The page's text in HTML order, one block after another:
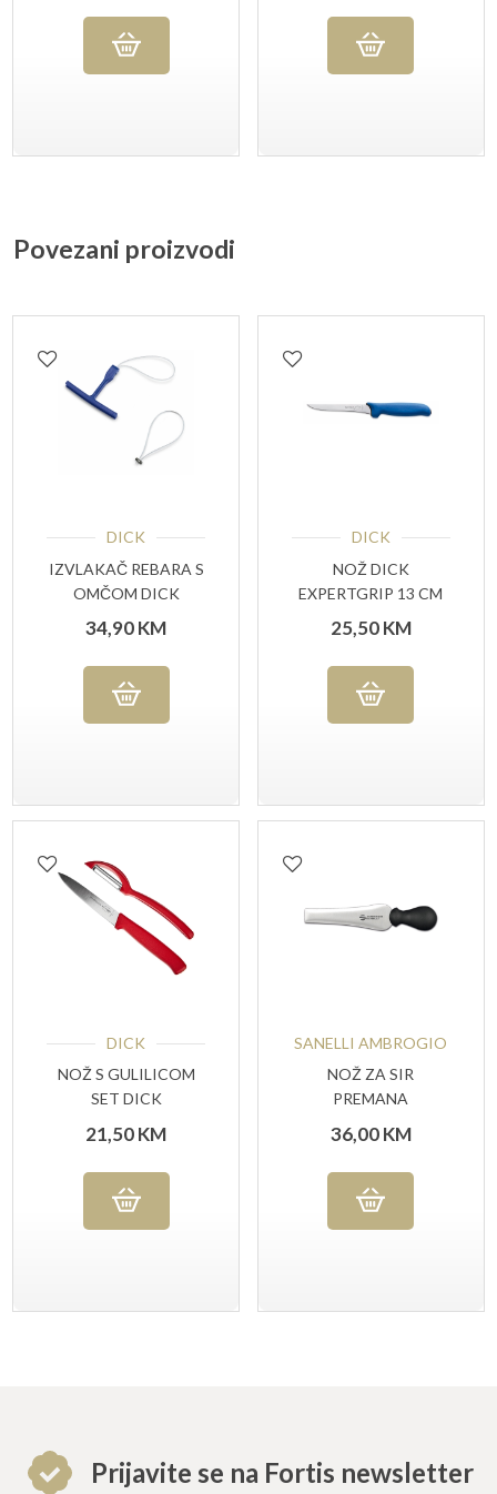
Povezani proizvodi
DICK
IZVLAKAČ REBARA S
OMČOM DICK
34,90KM
DICK
NOŽ DICK
EXPERTGRIP 13 CM
PLAVA RUČKA
25,50KM
DICK
NOŽ S GULILICOM
SET DICK
21,50KM
SANELLI AMBROGIO
NOŽ ZA SIR
PREMANA
36,00KM
Prijavite se na Fortis newsletter